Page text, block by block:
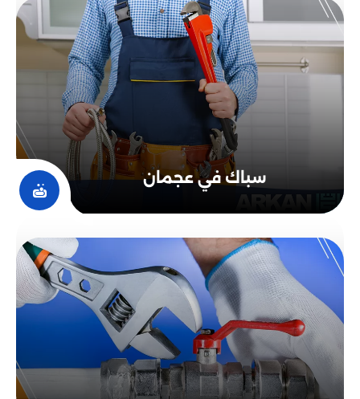
المياه والصرف الصحي مع الالتزام بالجودة والمواعيد المحددة.
كما تعتمد الشركة على أفضل الأطراف المتخصصة في هذا
المجال والذين يتمتعون بالخبرة والمهارات اللازمة لتلبية
احتياجات العملاء بكفاءة عالية.
أفضل سباك في دبي
تعد شركة أركان التطوير للسباكة أفضل خيار للأفراد الذين
يحتاجون إلى خِدْمَات السباكة في دبي، حيث يتمتع فنيو
السباكة بالخبرة والمهارات اللازمة للقيام بالأعمال بشكل سريع
وفعال.
يقوم الفنيون بإجراء جميع أنواع الأعمال من تركيب وصيانة
والصنابير.
كما يقومون أيضًا ببناء وصيانة شبكات المياه والصرف الصحي
بطريقة احترافية وفعالة.
لذلك، يعد فني السباكة في شركتنا أفضل خيار للأفراد الذين
يحتاجون إلى خِدْمَات السباكة في دبي بأفضل جودة وبأسعار
مناسبة.
تسليك مجاري في الإمارات
تعد شركة تسليك مجاري في الإمارات أركان التطوير من
سباك في عجمان